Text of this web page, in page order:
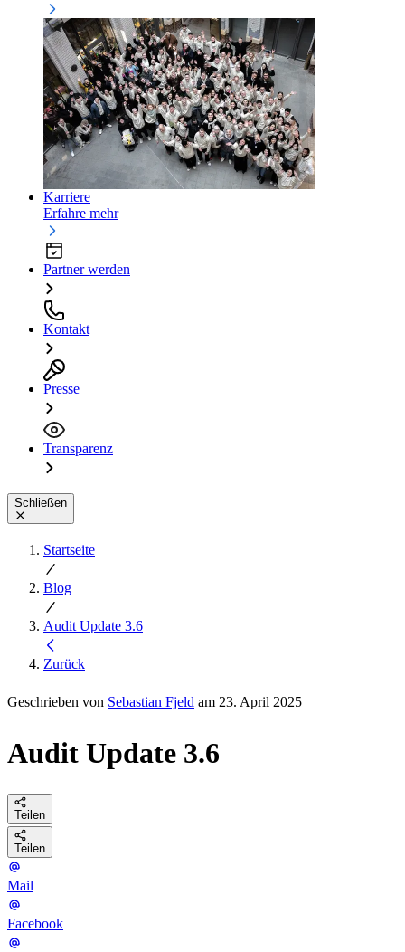
Karriere
Erfahre mehr
Partner werden
Kontakt
Presse
Transparenz
Schließen
Startseite
Blog
Audit Update 3.6
Zurück
Geschrieben von Sebastian Fjeld am 23. April 2025
Audit Update 3.6
Teilen
Teilen
Mail
Facebook